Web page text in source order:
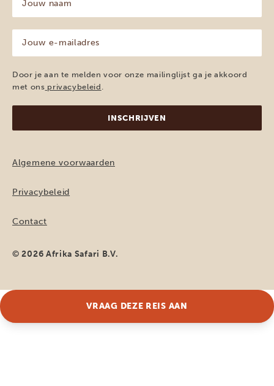
naam
(Vereist)
mailadres
(Vereist)
Door je aan te melden voor onze mailinglijst ga je akkoord
met ons privacybeleid .
Algemene voorwaarden
Privacybeleid
Contact
© 2026 Afrika Safari B.V.
VRAAG DEZE REIS AAN